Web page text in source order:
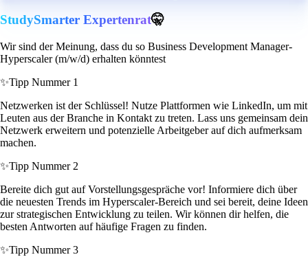
StudySmarter Expertenrat🤫
Wir sind der Meinung, dass du so Business Development Manager-
Hyperscaler (m/w/d) erhalten könntest
✨Tipp Nummer 1
Netzwerken ist der Schlüssel! Nutze Plattformen wie LinkedIn, um mit
Leuten aus der Branche in Kontakt zu treten. Lass uns gemeinsam dein
Netzwerk erweitern und potenzielle Arbeitgeber auf dich aufmerksam
machen.
✨Tipp Nummer 2
Bereite dich gut auf Vorstellungsgespräche vor! Informiere dich über
die neuesten Trends im Hyperscaler-Bereich und sei bereit, deine Ideen
zur strategischen Entwicklung zu teilen. Wir können dir helfen, die
besten Antworten auf häufige Fragen zu finden.
✨Tipp Nummer 3